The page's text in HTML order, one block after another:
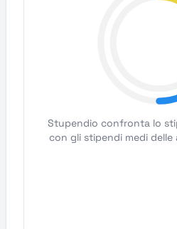
Stupendio confronta lo
con gli stipendi medi delle